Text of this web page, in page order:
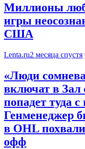
Миллионы
игры
США
Lenta.ru2 месяца спустя
«Люди
включат в Зал
попадет туда
Генменеджер
в OHL
офф